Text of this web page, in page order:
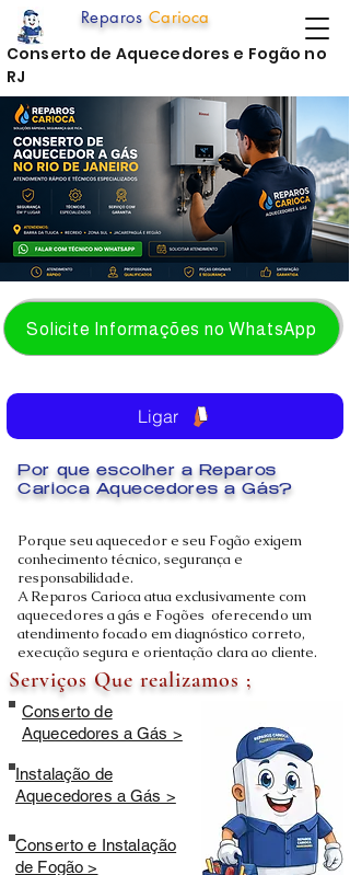
Solicite Informações no WhatsApp
Porque seu aquecedor e seu Fogão exigem
conhecimento técnico, segurança e
responsabilidade.
A Reparos Carioca atua exclusivamente com
aquecedores a gás e Fogões oferecendo um
atendimento focado em diagnóstico correto,
execução segura e orientação clara ao cliente.
Reparos Carioca
Por que escolher a Reparos
Carioca Aquecedores a Gás?
Serviços Que realizamos ;
Conserto de
Aquecedores a Gás >
Instalação de
Aquecedores a Gás >
Conserto e Instalação
de Fogão >
Ligar
Conserto de Aquecedores e Fogão no
RJ